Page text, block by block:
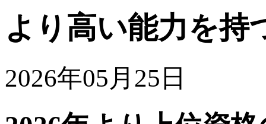
より高い能力を持
2026年05月25日